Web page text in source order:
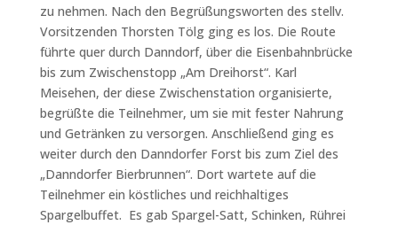
zu nehmen. Nach den Begrüßungsworten des stellv.
Vorsitzenden Thorsten Tölg ging es los. Die Route
führte quer durch Danndorf, über die Eisenbahnbrücke
bis zum Zwischenstopp „Am Dreihorst“. Karl
Meisehen, der diese Zwischenstation organisierte,
begrüßte die Teilnehmer, um sie mit fester Nahrung
und Getränken zu versorgen. Anschließend ging es
weiter durch den Danndorfer Forst bis zum Ziel des
„Danndorfer Bierbrunnen“. Dort wartete auf die
Teilnehmer ein köstliches und reichhaltiges
Spargelbuffet. Es gab Spargel-Satt, Schinken, Rührei